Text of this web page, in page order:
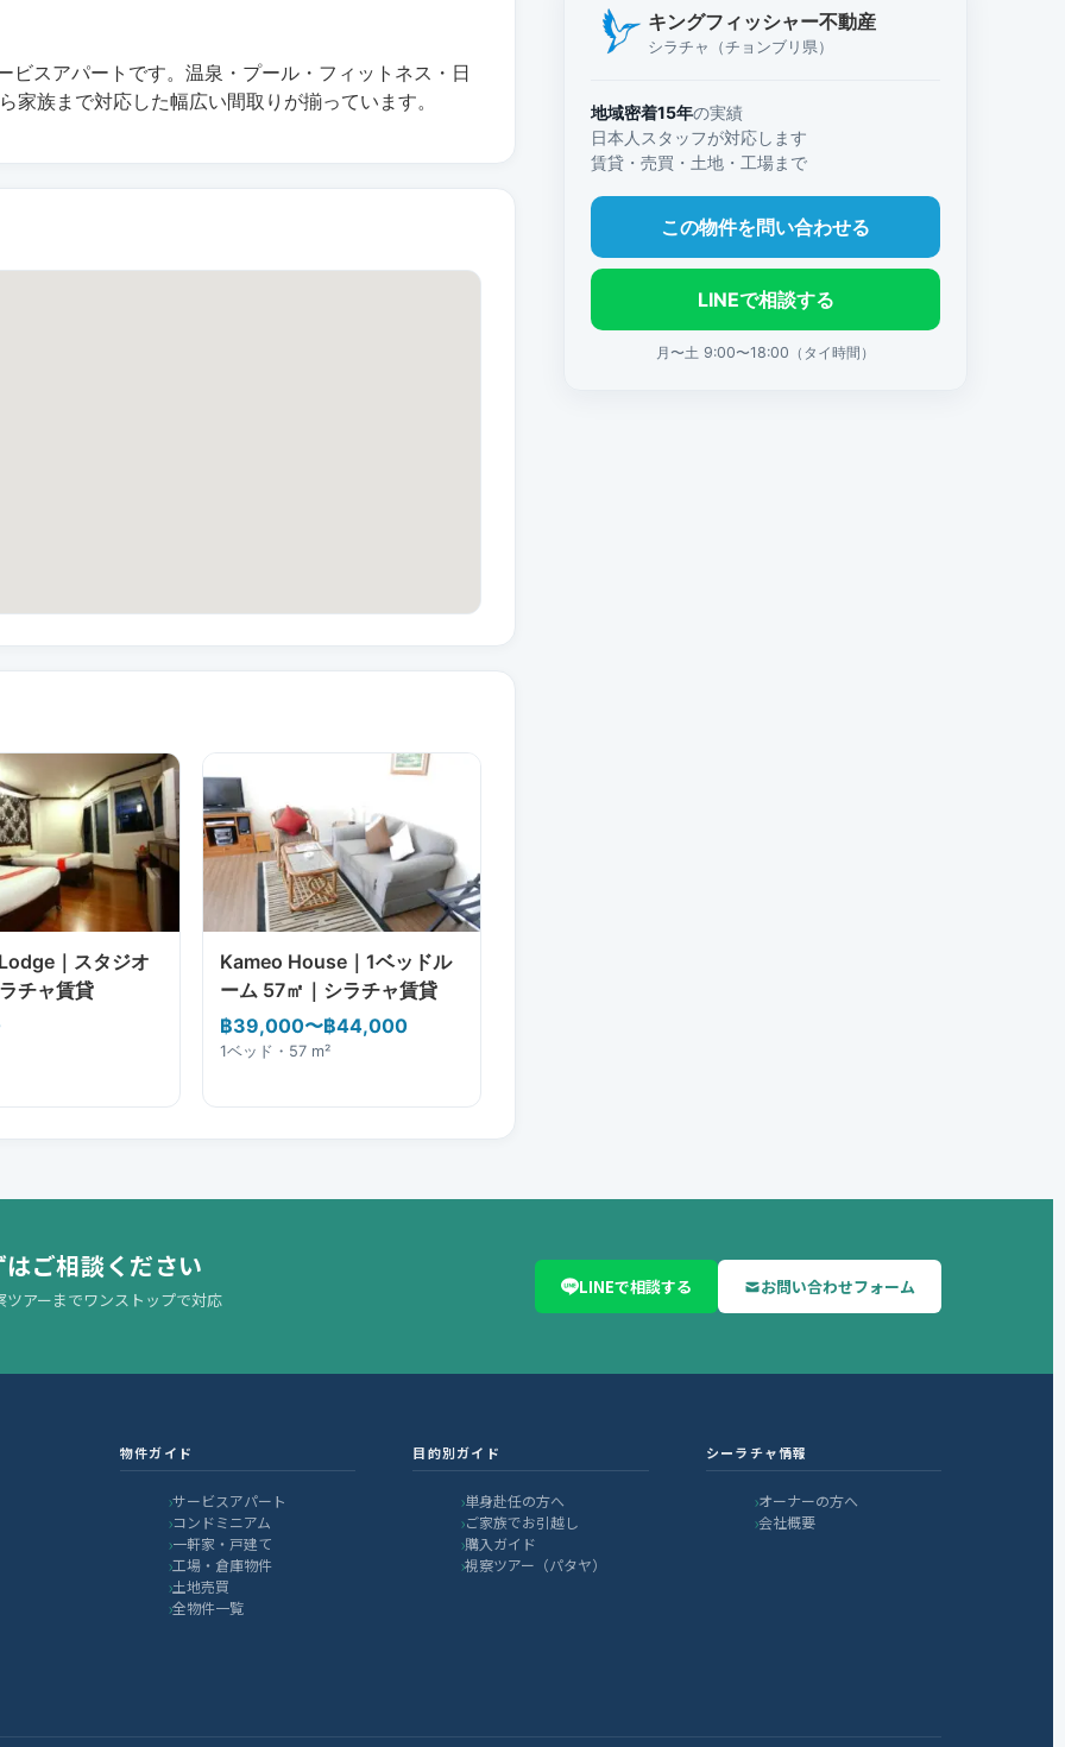
スアパートです。温泉・プール・フィットネス・日
族まで対応した幅広い間取りが揃っています。
｜スタジオ
チャ賃貸
Kameo House｜1ベッドル
ーム 57㎡｜シラチャ賃貸
฿39,000〜฿44,000
1ベッド・57 m²
キングフィッシャー不動産
シラチャ（チョンブリ県）
地域密着15年の実績
日本人スタッフが対応します
賃貸・売買・土地・工場まで
この物件を問い合わせる
LINEで相談する
月〜土 9:00〜18:00（タイ時間）
ご相談ください
アーまでワンストップで対応
LINEで相談する お問い合わせフォーム
物件ガイド
サービスアパート
コンドミニアム
一軒家・戸建て
工場・倉庫物件
土地売買
全物件一覧
目的別ガイド
単身赴任の方へ
ご家族でお引越し
購入ガイド
視察ツアー（パタヤ）
シーラチャ情報
オーナーの方へ
会社概要